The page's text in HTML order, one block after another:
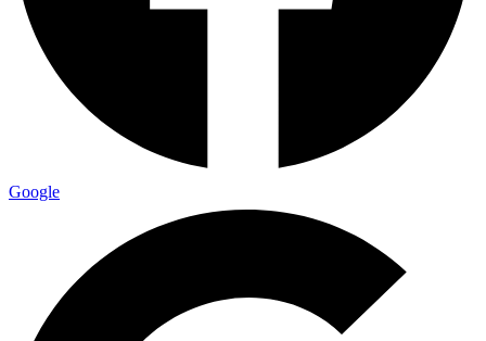
Google